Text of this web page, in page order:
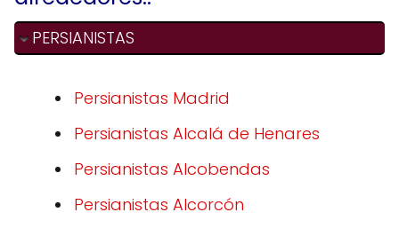
PERSIANISTAS
Persianistas Madrid
Persianistas Alcalá de Henares
Persianistas Alcobendas
Persianistas Alcorcón